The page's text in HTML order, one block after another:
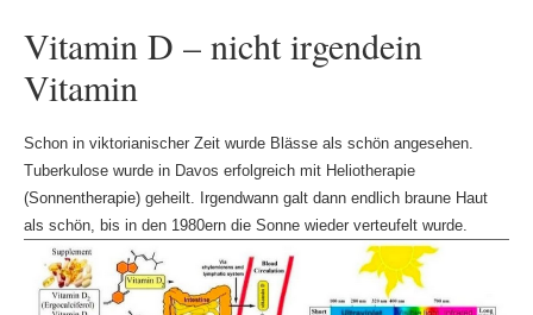
Vitamin D – nicht irgendein
Vitamin
Schon in viktorianischer Zeit wurde Blässe als schön angesehen.
Tuberkulose wurde in Davos erfolgreich mit Heliotherapie
(Sonnentherapie) geheilt. Irgendwann galt dann endlich braune Haut
als schön, bis in den 1980ern die Sonne wieder verteufelt wurde.